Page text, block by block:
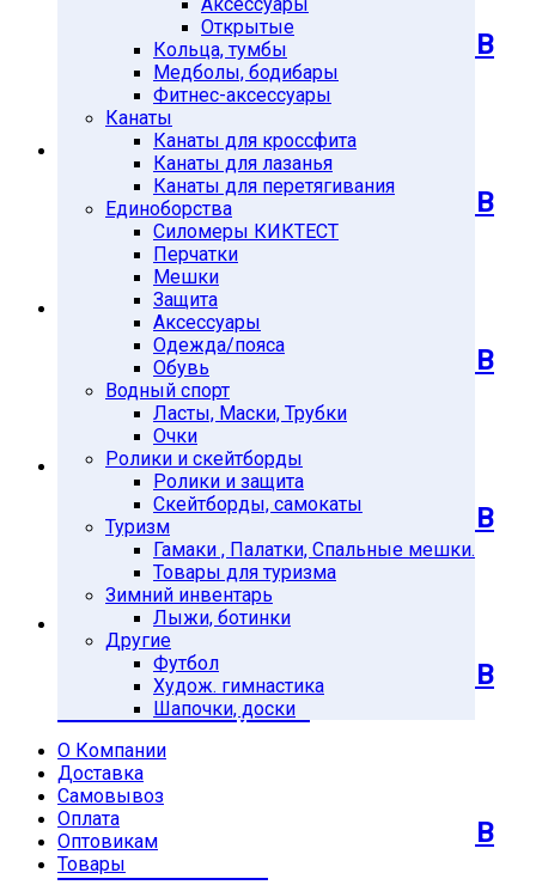
Открытые
Кольца, тумбы
Медболы, бодибары
Фитнес-аксессуары
Канаты
Канаты для кроссфита
Канаты для лазанья
Канаты для перетягивания
Единоборства
Силомеры КИКТЕСТ
Перчатки
Мешки
Защита
Аксессуары
Одежда/пояса
Обувь
Водный спорт
Ласты, Маски, Трубки
Очки
Ролики и скейтборды
Ролики и защита
Скейтборды, самокаты
Туризм
Гамаки , Палатки, Спальные мешки.
Товары для туризма
Зимний инвентарь
Лыжи, ботинки
Другие
Футбол
Худож. гимнастика
Шапочки, доски
О Компании
Доставка
Самовывоз
Оплата
Оптовикам
Товары
Диск обрезиненный черный MB
ATLET d-51 10кг
1'478 Подробнее
Диск обрезиненный черный MB
ATLET d-51 15кг
Подробнее
Диск обрезиненный черный MB
ATLET d-51 20кг
Подробнее
Диск обрезиненный черный MB
ATLET d-51 25кг
3'377 Подробнее
Диск обрезиненный черный MB
Barbell d-51 1,25кг
318 Подробнее
Диск обрезиненный черный MB
Barbell d-51 5кг